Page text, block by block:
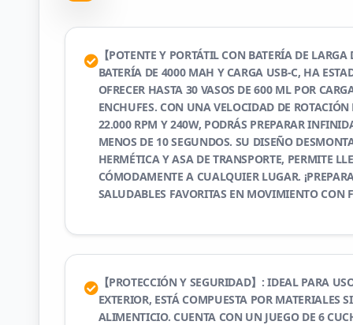
【POTENTE Y PORTÁTIL CON BATERÍA DE
BATERÍA DE 4000 MAH Y CARGA USB-C, HA
OFRECER HASTA 30 VASOS DE 600 ML POR
ENCHUFES. CON UNA VELOCIDAD DE ROTACIÓN
22.000 RPM Y 240W, PODRÁS PREPARAR
MENOS DE 10 SEGUNDOS. SU DISEÑO
HERMÉTICA Y ASA DE TRANSPORTE, PERMITE
CÓMODAMENTE A CUALQUIER LUGAR.
SALUDABLES FAVORITAS EN MOVIMIENTO CON
【PROTECCIÓN Y SEGURIDAD】: IDEAL PARA
EXTERIOR, ESTÁ COMPUESTA POR MATERIALES
ALIMENTICIO. CUENTA CON UN JUEGO DE 6